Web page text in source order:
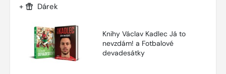
+ Dárek
Knihy Václav Kadlec Já to
nevzdám! a Fotbalové
devadesátky